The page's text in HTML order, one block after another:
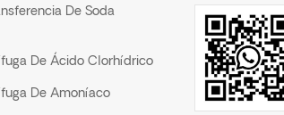
De Soda
De Ácido Clorhídrico
De Amoníaco